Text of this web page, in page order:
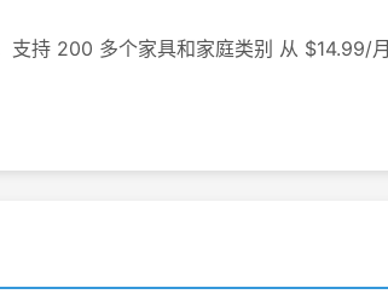
持 200 多个家具和家庭类别 从 $14.99/月